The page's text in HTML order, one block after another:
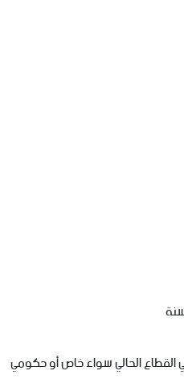
القطاعالحاليسواءخاصأوحكومي